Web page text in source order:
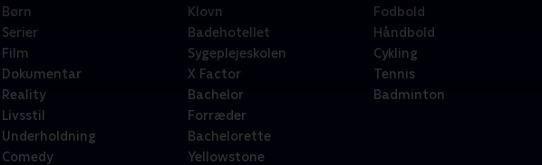
Børn
Serier
Film
Dokumentar
Reality
Livsstil
Underholdning
Comedy
Klovn
Badehotellet
Sygeplejeskolen
X Factor
Bachelor
Forræder
Bachelorette
Yellowstone
Fodbold
Håndbold
Cykling
Tennis
Badminton